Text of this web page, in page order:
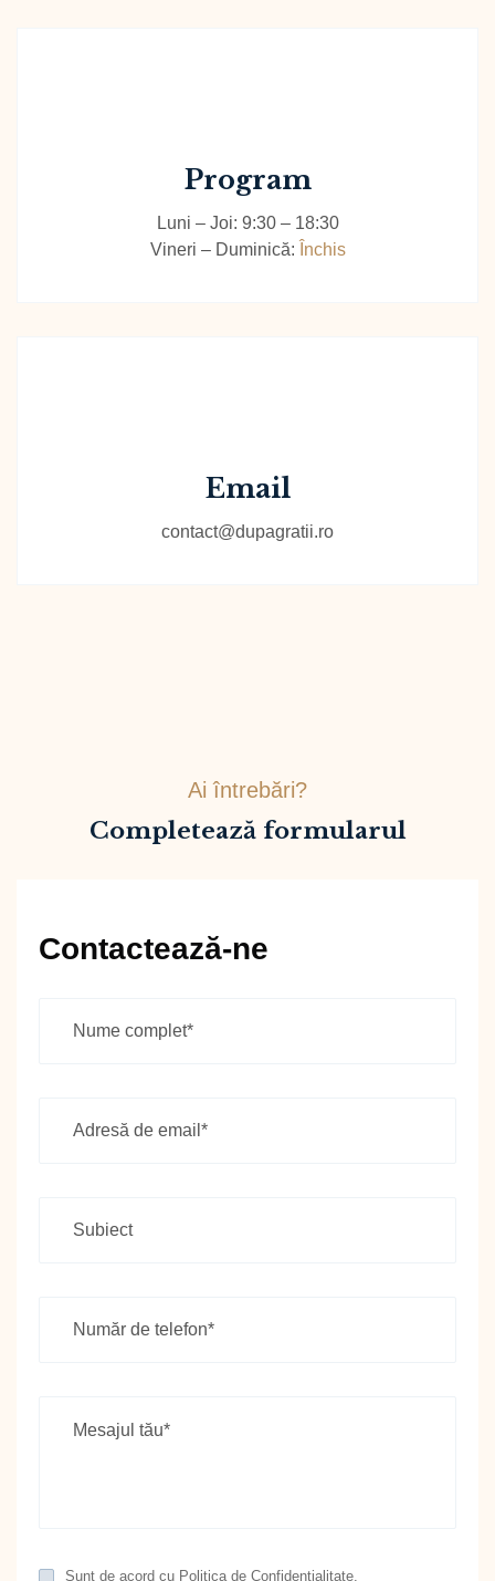
Program
Luni – Joi: 9:30 – 18:30
Vineri – Duminică: Închis
Email
contact@dupagratii.ro
Ai întrebări?
Completează formularul
Contactează-ne
Sunt de acord cu Politica de Confidențialitate.